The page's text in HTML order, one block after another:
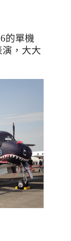
的單機
演 ，大大